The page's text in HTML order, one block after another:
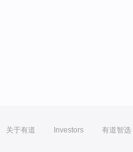
关于有道 Investors 有道智选